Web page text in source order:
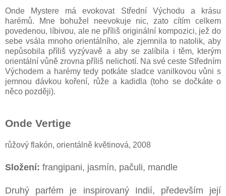
Onde Mystere má evokovat Střední Východu a krásu
harémů. Mne bohužel neevokuje nic, zato cítím celkem
povedenou, líbivou, ale ne příliš originální kompozici, jež do
sebe vsála mnoho orientálního, ale zjemnila to natolik, aby
nepůsobila příliš vyzývavě a aby se zalíbila i těm, kterým
orientální vůně zrovna příliš nelichotí. Na své ceste Středním
Východem a harémy tedy potkáte sladce vanilkovou vůni s
jemnou dávkou koření, růže a kadidla (toho se dočkáte o
něco později).
Onde Vertige
růžový flakón, orientálně květinová, 2008
Složení: frangipani, jasmín, pačuli, mandle
Druhý parfém je inspirovaný Indií, především její